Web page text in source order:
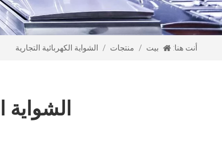
أنت هنا: بيت / منتجات / الشواية الكهربائية التجارية
الشواية